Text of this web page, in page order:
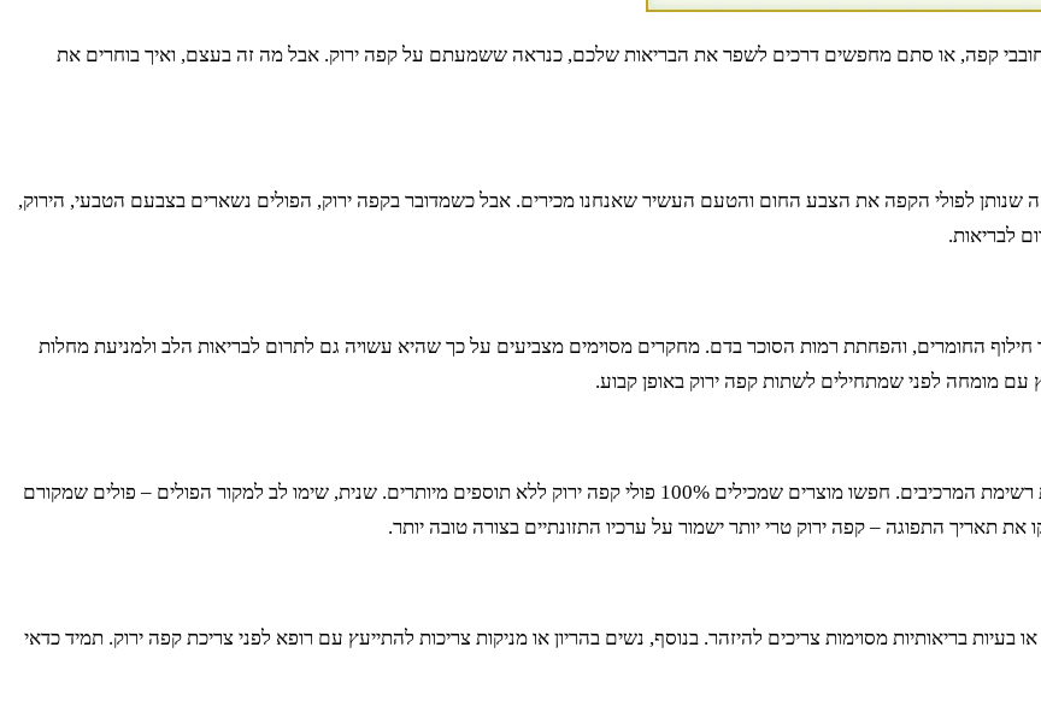
קפה, או סתם מחפשים דרכים לשפר את הבריאות שלכם, כנראה ששמעתם על קפה ירוק. אבל מה זה בעצם, ואיך בוחרים את
שנותן לפולי הקפה את הצבע החום והטעם העשיר שאנחנו מכירים. אבל כשמדובר בקפה ירוק, הפולים נשארים בצבעם הטבעי, הירוק,
לבריאות.
החומרים, והפחתת רמות הסוכר בדם. מחקרים מסוימים מצביעים על כך שהיא עשויה גם לתרום לבריאות הלב ולמניעת מחלות
עם מומחה לפני שמתחילים לשתות קפה ירוק באופן קבוע.
כשאתם עומדים מול המדף בסופר, חשוב לדעת מה לחפש. ראשית, בדקו את רשימת המרכיבים. חפשו מוצרים שמכילים 100% פולי קפה ירוק ללא תוספים מיותרים. שנית, שימו לב למקור הפולים – פולים שמקורם
את תאריך התפוגה – קפה ירוק טרי יותר ישמור על ערכיו התזונתיים בצורה טובה יותר.
בריאותיות מסוימות צריכים להיזהר. בנוסף, נשים בהריון או מניקות צריכות להתייעץ עם רופא לפני צריכת קפה ירוק. תמיד כדאי